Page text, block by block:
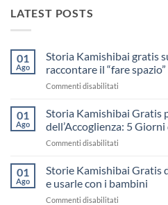
LATEST POSTS
01
Ago
Storia Kamishibai gratis
raccontare il “fare
Commenti disabilitati
Kamishibai
gratis
il
“fare
01
Ago
Storia Kamishibai Gratis
dell’Accoglienza: 5
Commenti disabilitati
Kamishibai
Gratis
per
01
Ago
Storie Kamishibai Gratis
e usarle con i bambini
Commenti disabilitati